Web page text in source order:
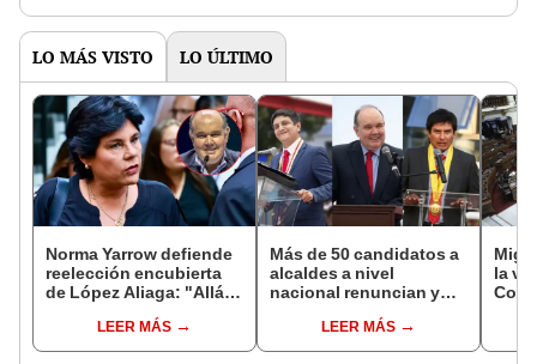
LO MÁS VISTO LO ÚLTIMO
Norma Yarrow defiende
reelección encubierta
de López Aliaga: "Allá el
sacar la vuelta"
LEER MÁS
Más de 50 candidatos a
alcaldes a nivel
nacional renuncian y
encubiertaLEER MÁS
la